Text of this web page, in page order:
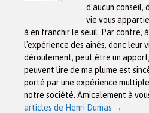
d'aucun conseil,
vie vous
à en franchir le seuil. Par contre,
l'expérience des ainés, donc leur
déroulement, peut être un
peuvent lire de ma plume est
porté par une expérience
notre société. Amicalement à
articles de Henri Dumas →